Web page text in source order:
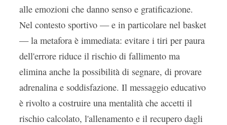
alle emozioni che danno senso e gratificazione.
Nel contesto sportivo — e in particolare nel basket
— la metafora è immediata: evitare i tiri per paura
dell'errore riduce il rischio di fallimento ma
elimina anche la possibilità di segnare, di provare
adrenalina e soddisfazione. Il messaggio educativo
è rivolto a costruire una mentalità che accetti il
rischio calcolato, l'allenamento e il recupero dagli